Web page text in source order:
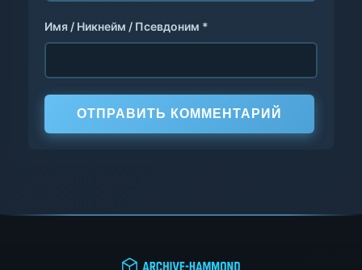
Имя / Никнейм / Псевдоним *
ОТПРАВИТЬ КОММЕНТАРИЙ